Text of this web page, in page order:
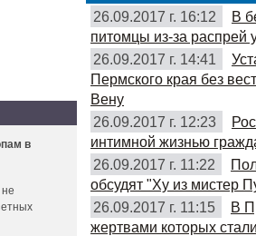
26.09.2017 г. 16:12
В
питомцы из-за распрей
26.09.2017 г. 14:41
Пермского края без
Вену
26.09.2017 г. 12:23
интимной жизнью
26.09.2017 г. 11:22
обсудят "Ху из мистер
26.09.2017 г. 11:15
В
жертвами которых
в